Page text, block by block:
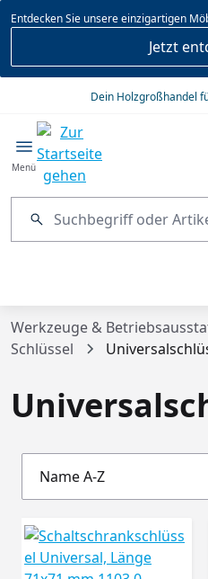
springen
Entdecken Sie unsere einzigartigen
Jetzt
Dein Holzgroßhandel
Menü
Werkzeuge &
Schlüssel